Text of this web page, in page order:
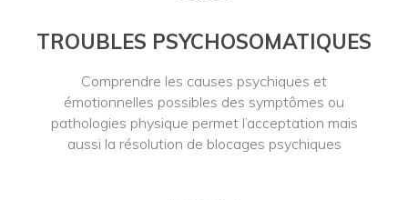
TROUBLES PSYCHOSOMATIQUES
Comprendre les causes psychiques et
émotionnelles possibles des symptômes ou
pathologies physique permet l’acceptation mais
aussi la résolution de blocages psychiques